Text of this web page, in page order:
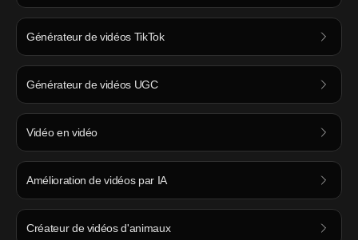
Générateur de vidéos TikTok
Générateur de vidéos UGC
Vidéo en vidéo
Amélioration de vidéos par IA
Créateur de vidéos d'animaux